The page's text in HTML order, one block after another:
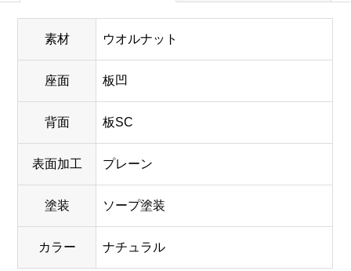
素材 ウオルナット
座面 板凹
背面 板SC
表面加工 プレーン
塗装 ソープ塗装
カラー ナチュラル